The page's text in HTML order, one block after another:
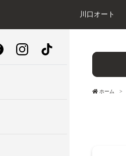
川口オート
ホーム